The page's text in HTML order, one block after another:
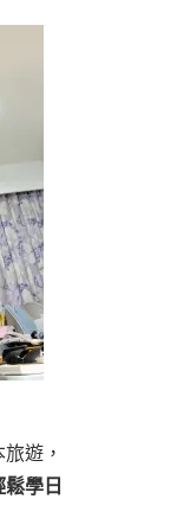
遊，
鬆學日